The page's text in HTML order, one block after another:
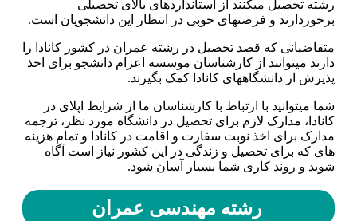
رشته تحصیل میکنند از استانداردهای بالای تحصیلی
برخوردارند و فرصت­های خوبی در انتظار این دانشجویان است.
متقاضیانی که قصد تحصیل در رشته عمران در کشور کانادا را
دارند می­توانند از کارشناسان موسسه اعزام دانشجو برای اخذ
پذیرش از دانشگاه­های کانادا کمک بگیرند.
شما می­توانید با ارتباط با کارشناسان ما از شرایط اپلای در
کانادا، مدارک لازم برای تحصیل در دانشگاه مورد نظر، ترجمه
مدارک برای اخذ نوبت سفارت و اقامت در کانادا و تمام هزینه
های که برای تحصیل و زندگی در این کشور نیاز است آگاه
شوید و روند کاری شما بسیار آسان شود.
رشته مهندسی عمران